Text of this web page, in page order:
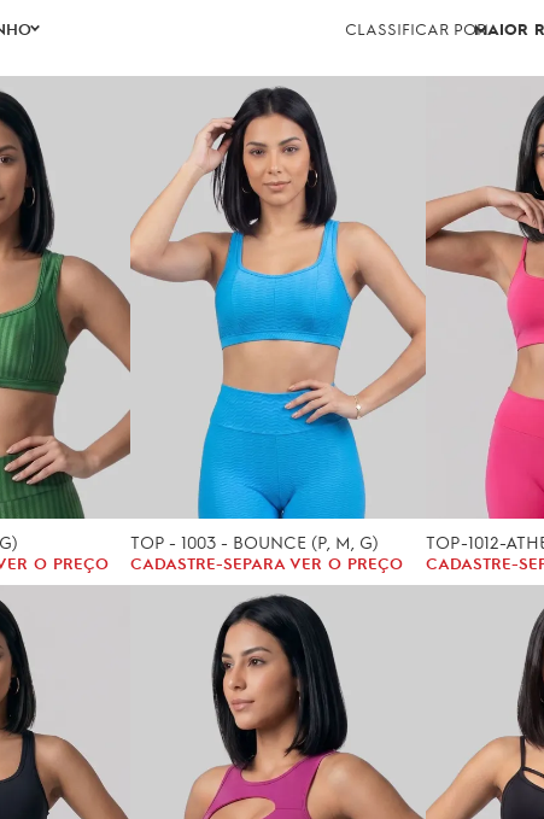
CLASSIFICAR PORMAIOR
O PREÇO
TOP - 1003 - BOUNCE (P, M, G)
CADASTRE-SEPARA VER O PREÇO
TOP-1012-
CADASTRE-SE